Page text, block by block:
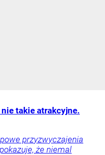
takie atrakcyjne.
przyzwyczajenia
że niemal